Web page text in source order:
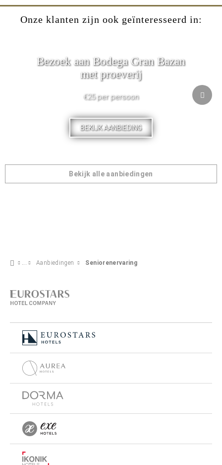
Onze klanten zijn ook geïnteresseerd in:
Bezoek aan Bodega Gran Bazan
met proeverij
€25 per persoon
BEKIJK AANBIEDING
Bekijk alle aanbiedingen
Aanbiedingen Seniorenervaring